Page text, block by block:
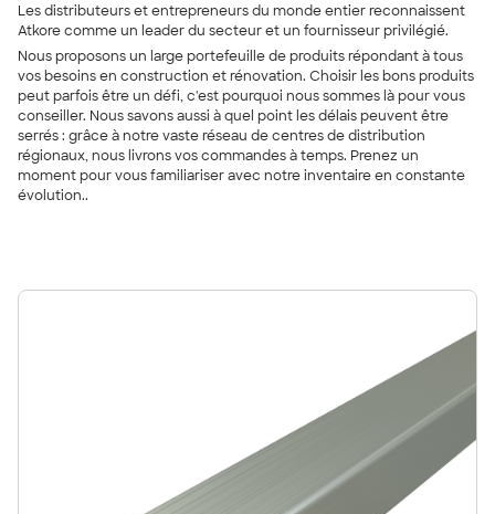
Les distributeurs et entrepreneurs du monde entier reconnaissent
Atkore comme un leader du secteur et un fournisseur privilégié.
Nous proposons un large portefeuille de produits répondant à tous
vos besoins en construction et rénovation. Choisir les bons produits
peut parfois être un défi, c'est pourquoi nous sommes là pour vous
conseiller. Nous savons aussi à quel point les délais peuvent être
serrés : grâce à notre vaste réseau de centres de distribution
régionaux, nous livrons vos commandes à temps. Prenez un
moment pour vous familiariser avec notre inventaire en constante
évolution..